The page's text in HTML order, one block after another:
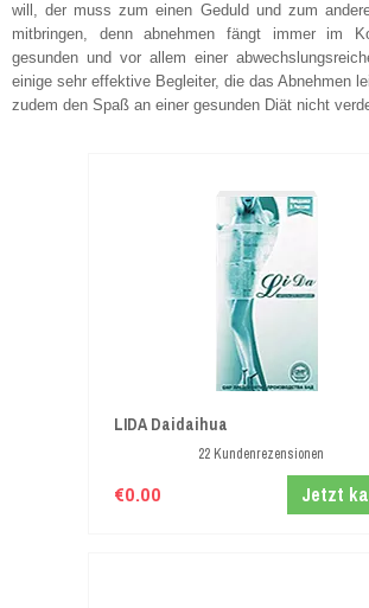
will, der muss zum einen Geduld und zum
mitbringen, denn abnehmen fängt immer im
gesunden und vor allem einer
einige sehr effektive Begleiter, die das Abnehmen
zudem den Spaß an einer gesunden Diät nicht
LIDA Daidaihua
22 Kundenrezensionen
€0.00 Jetzt